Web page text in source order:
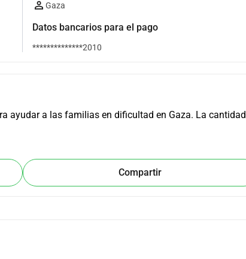
Gaza
Datos bancarios para el pago
**************2010
ayudar a las familias en dificultad en Gaza. La cantidad
Compartir